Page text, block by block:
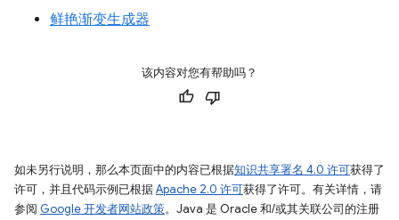
鲜艳渐变生成器
该内容对您有帮助吗？
如未另行说明，那么本页面中的内容已根据知识共享署名 4.0 许可获得了
许可，并且代码示例已根据Apache 2.0 许可获得了许可。有关详情，请
参阅 Google 开发者网站政策。Java 是 Oracle 和/或其关联公司的注册